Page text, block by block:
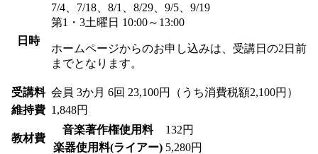
日時
7/4、7/18、8/1、8/29、9/5、9/19
第1・3土曜日 10:00～13:00
ホームページからのお申し込みは、受講日の2日前
までとなります。
受講料 会員 3か月 6回 23,100円（うち消費税額2,100円）
維持費 1,848円
教材費
音楽著作権使用料
132円
楽器使用料(ライアー) 5,280円